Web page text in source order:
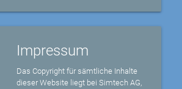
Impressum
Das Copyright für sämtliche Inhalte
dieser Website liegt bei Simtech AG,